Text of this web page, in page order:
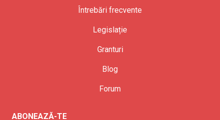
Întrebări frecvente
Legislație
Granturi
Blog
Forum
ABONEAZĂ-TE